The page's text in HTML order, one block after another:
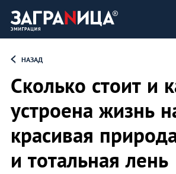
НАЗАД
Сколько стоит и
устроена жизнь
красивая
и тотальная лень